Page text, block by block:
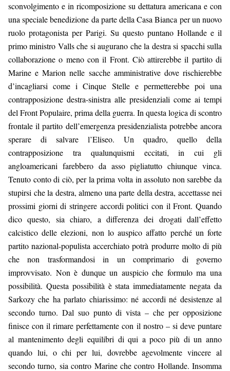
sconvolgimento e in ricomposizione su dettatura americana e con
una speciale benedizione da parte della Casa Bianca per un nuovo
ruolo protagonista per Parigi. Su questo puntano Hollande e il
primo ministro Valls che si augurano che la destra si spacchi sulla
collaborazione o meno con il Front. Ciò attirerebbe il partito di
Marine e Marion nelle sacche amministrative dove rischierebbe
d’incagliarsi come i Cinque Stelle e permetterebbe poi una
contrapposizione destra-sinistra alle presidenziali come ai tempi
del Front Populaire, prima della guerra. In questa logica di scontro
frontale il partito dell’emergenza presidenzialista potrebbe ancora
sperare di salvare l’Eliseo. Un quadro, quello della
contrapposizione tra qualunquismi eccitati, in cui gli
angloamericani farebbero da asso pigliatutto chiunque vinca.
Tenuto conto di ciò, per la prima volta in assoluto non sarebbe da
stupirsi che la destra, almeno una parte della destra, accettasse nei
prossimi giorni di stringere accordi politici con il Front. Quando
dico questo, sia chiaro, a differenza dei drogati dall’effetto
calcistico delle elezioni, non lo auspico affatto perché un forte
partito nazional-populista accerchiato potrà produrre molto di più
che non trasformandosi in un comprimario di governo
improvvisato. Non è dunque un auspicio che formulo ma una
possibilità. Questa possibilità è stata immediatamente negata da
Sarkozy che ha parlato chiarissimo: né accordi né desistenze al
secondo turno. Dal suo punto di vista – che per opposizione
finisce con il rimare perfettamente con il nostro – si deve puntare
al mantenimento degli equilibri di qui a poco più di un anno
quando lui, o chi per lui, dovrebbe agevolmente vincere al
secondo turno, sia contro Marine che contro Hollande. Insomma